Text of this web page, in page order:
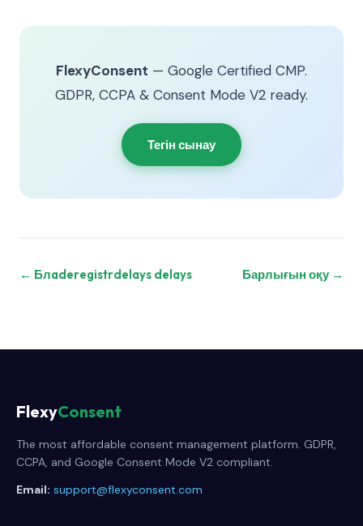
FlexyConsent — Google Certified CMP.
GDPR, CCPA & Consent Mode V2 ready.
Тегін сынау
← Блaderegistrdelays delays Барлығын оқу →
FlexyConsent
The most affordable consent management platform. GDPR,
CCPA, and Google Consent Mode V2 compliant.
Email: support@flexyconsent.com